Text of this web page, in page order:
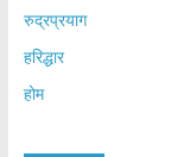
रुद्रप्रयाग
हरिद्धार
होम